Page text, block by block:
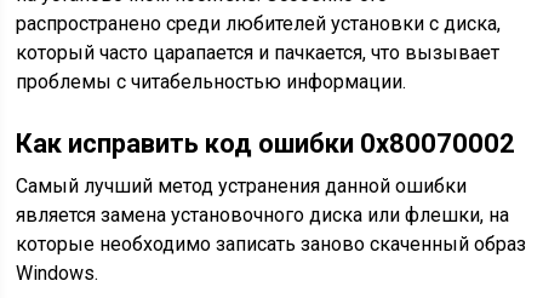
распространено среди любителей установки с диска,
который часто царапается и пачкается, что вызывает
проблемы с читабельностью информации.
Как исправить код ошибки 0x80070002
Самый лучший метод устранения данной ошибки
является замена установочного диска или флешки, на
которые необходимо записать заново скаченный образ
Windows.